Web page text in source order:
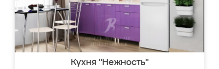
Кухня "Нежность"